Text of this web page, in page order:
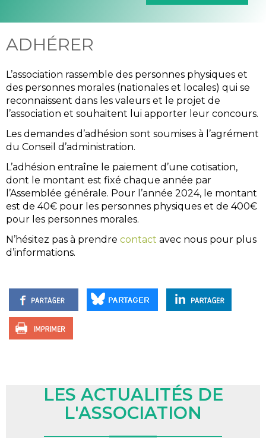
ADHÉRER
L’association rassemble des personnes physiques et
des personnes morales (nationales et locales) qui se
reconnaissent dans les valeurs et le projet de
l’association et souhaitent lui apporter leur concours.
Les demandes d’adhésion sont soumises à l’agrément
du Conseil d’administration.
L’adhésion entraîne le paiement d’une cotisation,
dont le montant est fixé chaque année par
l’Assemblée générale. Pour l’année 2024, le montant
est de 40€ pour les personnes physiques et de 400€
pour les personnes morales.
N’hésitez pas à prendre contact avec nous pour plus
d’informations.
LES ACTUALITÉS DE
L'ASSOCIATION